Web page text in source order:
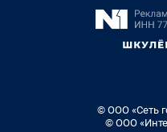
© ООО «Сеть
© ООО